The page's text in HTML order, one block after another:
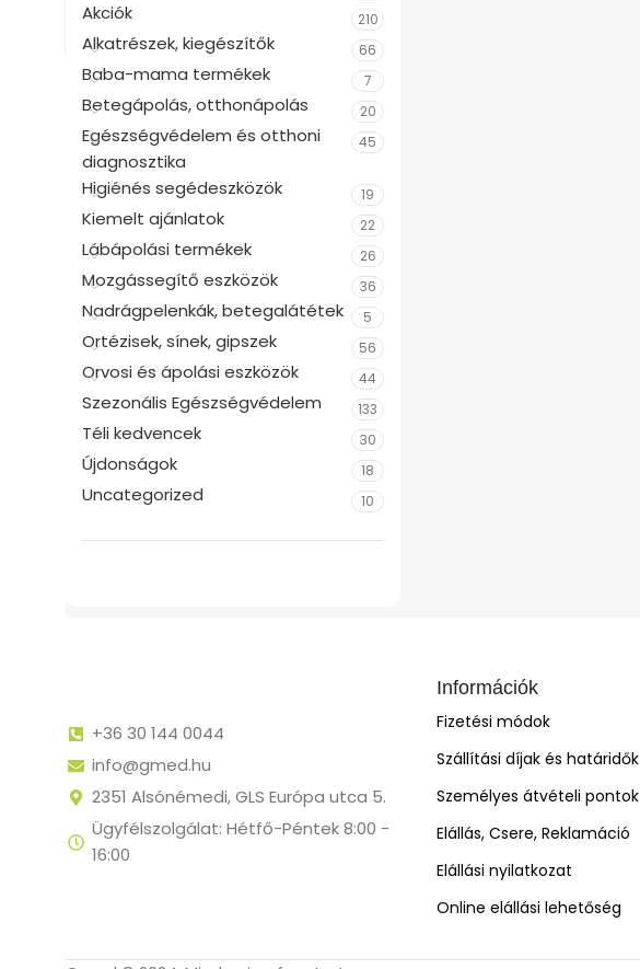
Akciók 210
Alkatrészek, kiegészítők 66
Baba-mama termékek 7
Betegápolás, otthonápolás 20
Egészségvédelem és otthoni
diagnosztika
45
Higiénés segédeszközök 19
Kiemelt ajánlatok 22
Lábápolási termékek 26
Mozgássegítő eszközök 36
Nadrágpelenkák, betegalátétek 5
Ortézisek, sínek, gipszek 56
Orvosi és ápolási eszközök 44
Szezonális Egészségvédelem 133
Téli kedvencek 30
Újdonságok 18
Uncategorized 10
+36 30 144 0044
info@gmed.hu
2351 Alsónémedi, GLS Európa utca 5.
Ügyfélszolgálat: Hétfő-Péntek 8:00 -
16:00
Információk
Fizetési módok
Szállítási díjak és határidők
Személyes átvételi pontok
Elállás, Csere, Reklamáció
Elállási nyilatkozat
Online elállási lehetőség